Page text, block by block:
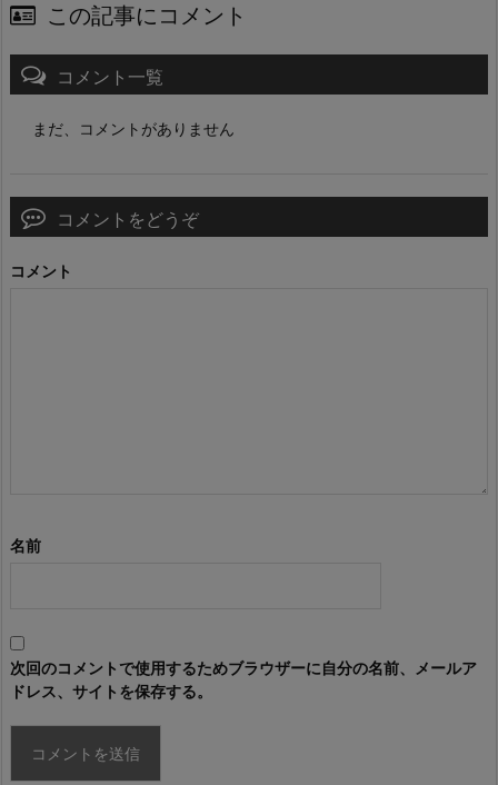
この記事にコメント
コメント一覧
まだ、コメントがありません
コメントをどうぞ
コメント
名前
次回のコメントで使用するためブラウザーに自分の名前、メールア
ドレス、サイトを保存する。